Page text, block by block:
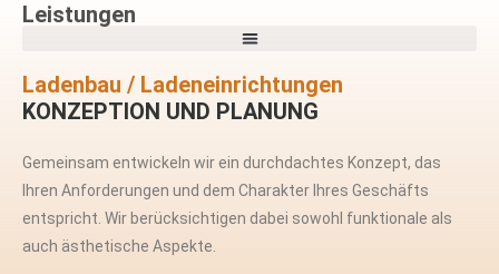
Leistungen
Ladenbau / Ladeneinrichtungen
KONZEPTION UND PLANUNG
Gemeinsam entwickeln wir ein durchdachtes Konzept, das
Ihren Anforderungen und dem Charakter Ihres Geschäfts
entspricht. Wir berücksichtigen dabei sowohl funktionale als
auch ästhetische Aspekte.